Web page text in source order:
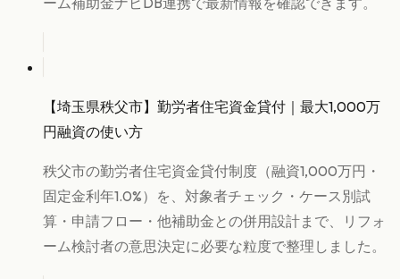
【埼玉県秩父市】勤労者住宅資金貸付｜最大1,000万
円融資の使い方
秩父市の勤労者住宅資金貸付制度（融資1,000万円・
固定金利年1.0%）を、対象者チェック・ケース別試
算・申請フロー・他補助金との併用設計まで、リフォ
ーム検討者の意思決定に必要な粒度で整理しました。